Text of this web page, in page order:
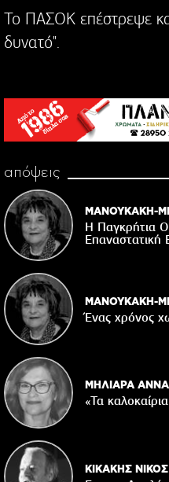
Το ΠΑΣΟΚ επέστρεψε
δυνατό".
απόψεις
ΜΑΝΟΥΚΑΚΗ-
Η Παγκρήτια
Επαναστατική
ΜΑΝΟΥΚΑΚΗ-
Ένας χρόνος
ΜΗΛΙΑΡΑ ΑΝΝΑ
«Τα
ΚΙΚΑΚΗΣ ΝΙΚΟΣ